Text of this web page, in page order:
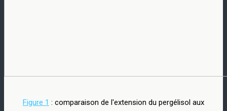
Figure 1 : comparaison de l'extension du pergélisol aux